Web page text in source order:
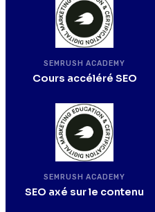
SEMRUSH ACADEMY
Cours accéléré SEO
SEMRUSH ACADEMY
SEO axé sur le contenu